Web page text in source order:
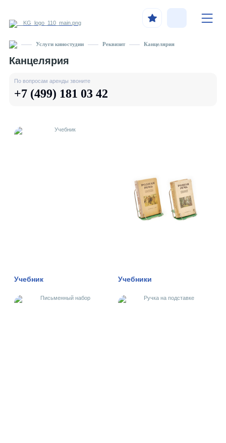
Услуги киностудии Реквизит Канцелярия
Канцелярия
По вопросам аренды звоните
+7 (499) 181 03 42
Учебник Учебники